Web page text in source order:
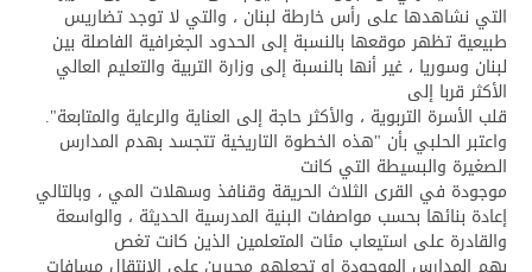
التي نشاهدها على رأس خارطة لبنان ، والتي لا توجد تضاريس
طبيعية تظهر موقعها بالنسبة إلى الحدود الجغرافية الفاصلة بين
لبنان وسوريا ، غير أنها بالنسبة إلى وزارة التربية والتعليم العالي
الأكثر قربا إلى
قلب الأسرة التربوية ، والأكثر حاجة إلى العناية والرعاية والمتابعة".
واعتبر الحلبي بأن "هذه الخطوة التاريخية تتجسد بهدم المدارس
الصغيرة والبسيطة التي كانت
موجودة في القرى الثلاث الحريقة وقنافذ وسهلات المي ، وبالتالي
إعادة بنائها بحسب مواصفات البنية المدرسية الحديثة ، والواسعة
والقادرة على استيعاب مئات المتعلمين الذين كانت تغص